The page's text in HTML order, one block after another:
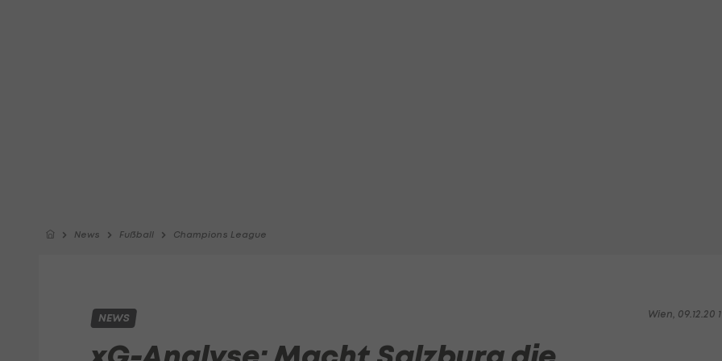
News Fußball Champions League
Wien, 09.12.20
NEWS